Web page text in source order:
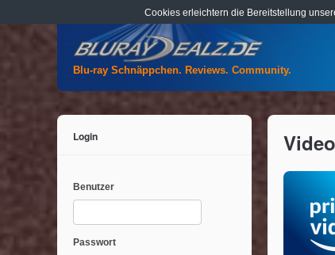
Blu-ray Schnäppchen. Reviews. Community.
Login
Benutzer
Passwort
Cookies erleichtern die Bereitstellung